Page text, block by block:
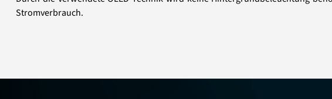
Stromverbrauch.